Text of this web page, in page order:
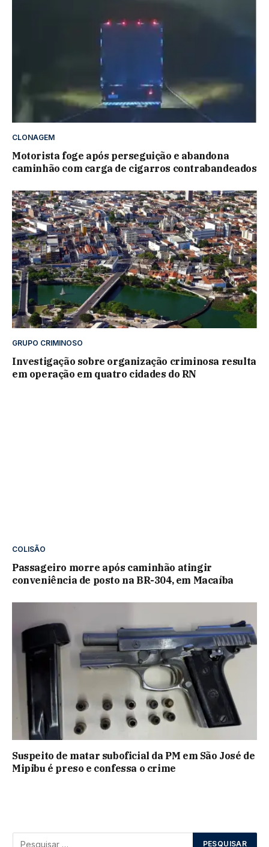
CLONAGEM
Motorista foge após perseguição e abandona
caminhão com carga de cigarros contrabandeados
GRUPO CRIMINOSO
Investigação sobre organização criminosa resulta
em operação em quatro cidades do RN
COLISÃO
Passageiro morre após caminhão atingir
conveniência de posto na BR-304, em Macaíba
Suspeito de matar suboficial da PM em São José de
Mipibu é preso e confessa o crime